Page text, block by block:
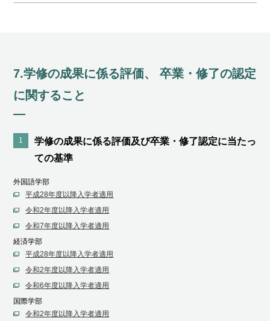
7.学修の成果に係る評価、 卒業・修了の認定
に関すること
1
学修の成果に係る評価及び卒業・修了認定に当たっ
ての基準
外国語学部
平成28年度以降入学者適用
令和2年度以降入学者適用
令和7年度以降入学者適用
経済学部
平成28年度以降入学者適用
令和2年度以降入学者適用
令和6年度以降入学者適用
国際学部
令和2年度以降入学者適用